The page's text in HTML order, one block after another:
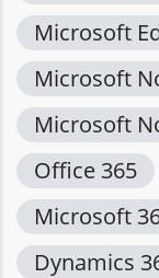
Microsoft
Microsoft
Microsoft
Office 365
Microsoft
Dynamics